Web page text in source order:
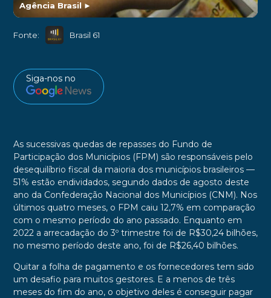
Agência Brasil►
Fonte: Brasil 61
Siga-nos no
As sucessivas quedas de repasses do Fundo de
Participação dos Municípios (FPM) são responsáveis pelo
desequilíbrio fiscal da maioria dos municípios brasileiros —
51% estão endividados, segundo dados de agosto deste
ano da Confederação Nacional dos Municípios (CNM). Nos
últimos quatro meses, o FPM caiu 12,7% em comparação
com o mesmo período do ano passado. Enquanto em
2022 a arrecadação do 3º trimestre foi de R$30,24 bilhões,
no mesmo período deste ano, foi de R$26,40 bilhões.
Quitar a folha de pagamento e os fornecedores tem sido
um desafio para muitos gestores. E a menos de três
meses do fim do ano, o objetivo deles é conseguir pagar